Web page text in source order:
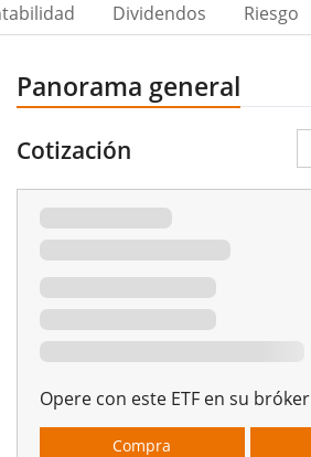
Dividendos Riesgo
Panorama general
Cotización
Opere con este ETF en su bróker
Compra